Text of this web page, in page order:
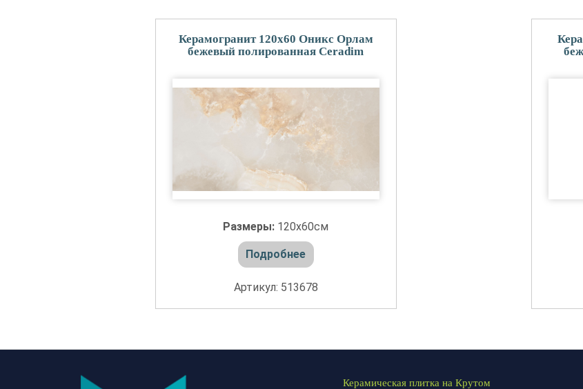
Керамогранит 120x60 Оникс Орлам
бежевый полированная Ceradim
Размеры: 120x60см
Подробнее
Артикул: 513678
Керамическая плитка на Крутом